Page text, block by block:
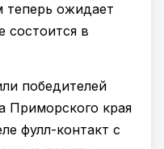
теперь ожидает
состоится в